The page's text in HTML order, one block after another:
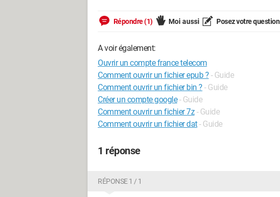
Répondre (1) Moi aussi Posez votre question
A voir également:
Ouvrir un compte france telecom
Comment ouvrir un fichier epub ? - Guide
Comment ouvrir un fichier bin ? - Guide
Créer un compte google - Guide
Comment ouvrir un fichier 7z - Guide
Comment ouvrir un fichier dat- Guide
1 réponse
RÉPONSE 1 / 1